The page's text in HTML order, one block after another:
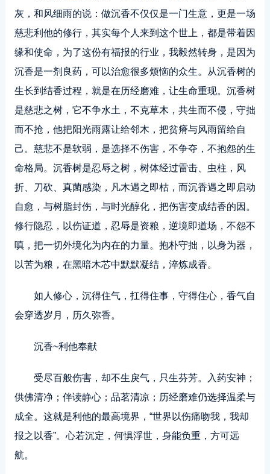
灰，和风细雨的说：做沉香不仅仅是一门生意，更是一场
慈悲利他的修行，其实每个人来到这个世上，都是带着因
缘和使命，为了这份有福报的行业，我毅然转身，是因为
沉香是一剂良药，可以治愈很多烦恼的众生。从沉香树的
生长到结香过程，就是在历经磨难，让生命重现。沉香树
是慈悲之树，它不争水土，不克草木，共生而不侵，守拙
而不抢，他把阳光雨露让给邻木，把贫瘠与风雨留给自
己。慈悲不是软弱，是选择不伤害，不争夺，不抱怨的生
命格局。沉香树是忍辱之树，树体经过雷击、虫柱，风
折、刀砍、真菌感染，凡木遇之即枯，而沉香遇之即启动
自愈，与树脂封伤，与时光醇化，把伤害变成结香的因。
修行隐忍，以伤证道，忍辱是资粮，逆境即道场，不怨不
嗔，把一切外境化为内在的力量。抱朴守拙，以身为器，
以苦为粮，在黑暗木芯中默默凝结，淬炼成香。
如人修心，沉得住气，扛得住事，守得住心，香气自
会穿透岁月，历久弥香。
沉香~利他奉献
受尽百般伤害，却不生戾气，只生芬芳。入药安神；
供佛清净；伴读静心；品茗清凉；历经磨难仍选择温柔与
成全。这就是利他的最高境界，“世界以伤痛吻我，我却
报之以香”。心若沉定，何惧浮世，身能负重，方可远
航。